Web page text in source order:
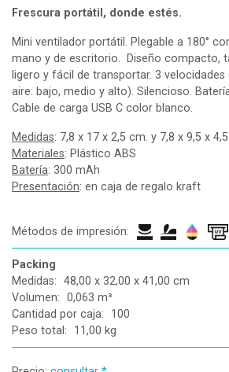
Frescura portátil, donde estés.
Mini ventilador portátil. Plegable a 180°
mano y de escritorio. Diseño compacto,
ligero y fácil de transportar. 3 velocidades
aire: bajo, medio y alto). Silencioso.
Cable de carga USB C color blanco.
Medidas: 7,8 x 17 x 2,5 cm. y 7,8 x 9,5 x
Materiales: Plástico ABS
Batería: 300 mAh
Presentación: en caja de regalo kraft
Métodos de impresión:
Packing
Medidas: 48,00 x 32,00 x 41,00 cm
Volumen: 0,063 m³
Cantidad por caja:
100
Peso total:
11,00 kg